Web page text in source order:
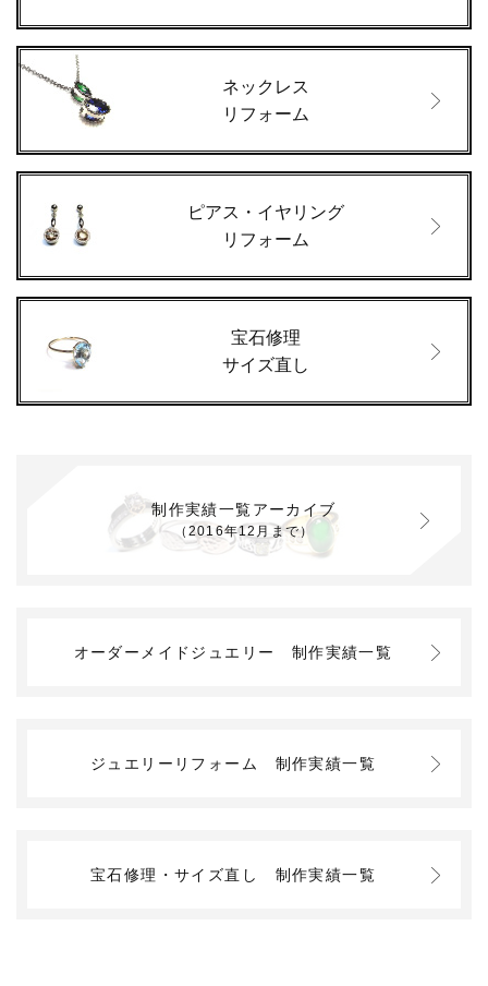
ネックレス
リフォーム
ピアス・イヤリング
リフォーム
宝石修理
サイズ直し
制作実績一覧アーカイブ
（2016年12月まで）
オーダーメイドジュエリー 制作実績一覧
ジュエリーリフォーム 制作実績一覧
宝石修理・サイズ直し 制作実績一覧